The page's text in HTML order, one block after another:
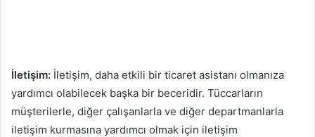
İletişim: İletişim, daha etkili bir ticaret asistanı olmanıza
yardımcı olabilecek başka bir beceridir. Tüccarların
müşterilerle, diğer çalışanlarla ve diğer departmanlarla
iletişim kurmasına yardımcı olmak için iletişim